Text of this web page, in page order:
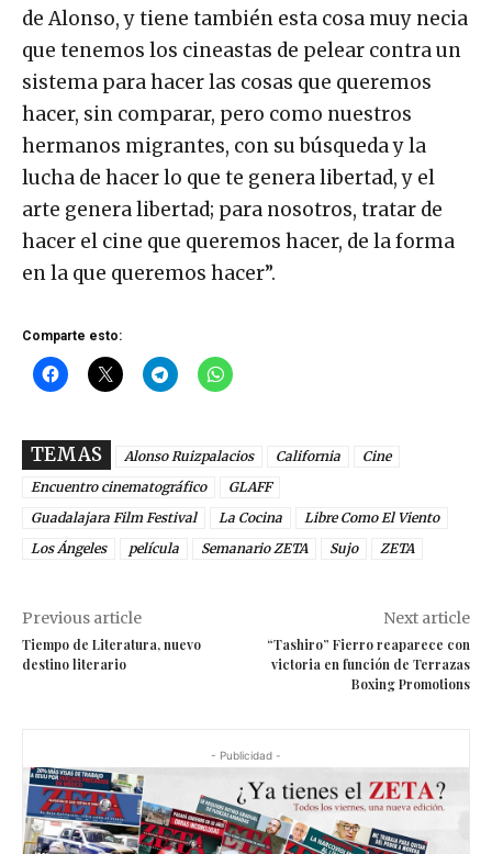
de Alonso, y tiene también esta cosa muy necia
que tenemos los cineastas de pelear contra un
sistema para hacer las cosas que queremos
hacer, sin comparar, pero como nuestros
hermanos migrantes, con su búsqueda y la
lucha de hacer lo que te genera libertad, y el
arte genera libertad; para nosotros, tratar de
hacer el cine que queremos hacer, de la forma
en la que queremos hacer”.
Comparte esto:
TEMAS Alonso Ruizpalacios California
Cine
Encuentro cinematográfico
GLAFF
Guadalajara Film Festival
La Cocina
Libre Como El Viento
Los Ángeles
película Semanario ZETA Sujo ZETA
Previous article
Tiempo de Literatura, nuevo
destino literario
Next article
“Tashiro” Fierro reaparece con
victoria en función de Terrazas
Boxing Promotions
- Publicidad -